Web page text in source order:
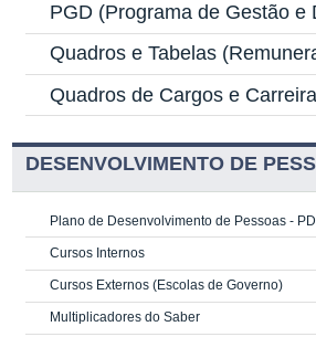
PGD (Programa de Gestão e
Quadros e Tabelas
Quadros de Cargos e
DESENVOLVIMENTO DE
Plano de Desenvolvimento de Pessoas -
Cursos Internos
Cursos Externos (Escolas de Governo)
Multiplicadores do Saber